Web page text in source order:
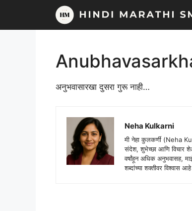
content
अनुभवासारखा दुसरा गुरू नाही…
Neha Kulkarni
मी नेहा कुलकर्णी (Neha
संदेश, शुभेच्छा आणि विचार
वर्षांहून अधिक अनुभवासह,
शब्दांच्या शक्तीवर विश्वास